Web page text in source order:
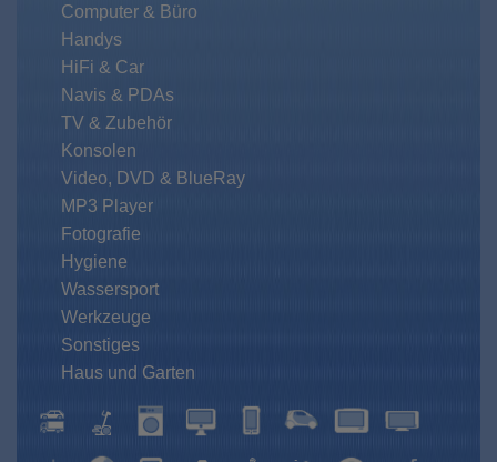
Computer & Büro
Handys
HiFi & Car
Navis & PDAs
TV & Zubehör
Konsolen
Video, DVD & BlueRay
MP3 Player
Fotografie
Hygiene
Wassersport
Werkzeuge
Sonstiges
Haus und Garten